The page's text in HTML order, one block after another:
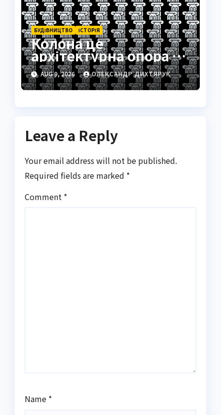
БУДІВНИЦТВО ІСТОРІЯ
Колона це
архітектурна опора з
тисячолітньою
історією
AUG 9, 2026 ОЛЕКСАНДР ДИХТЯРУК
Leave a Reply
Your email address will not be published.
Required fields are marked *
Comment *
Name *